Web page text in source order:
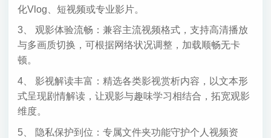
化Vlog、短视频或专业影片。
3、 观影体验流畅：兼容主流视频格式，支持高清播放
与多画质切换，可根据网络状况调整，加载顺畅无卡
顿。
4、 影视解读丰富：精选各类影视赏析内容，以文本形
式呈现剧情解读，让观影与趣味学习相结合，拓宽观影
维度。
5、 隐私保护到位：专属文件夹功能守护个人视频资